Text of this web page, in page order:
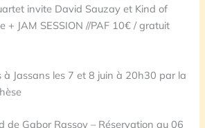
invite David Sauzay et Kind of
+ JAM SESSION //PAF 10€ / gratuit
à Jassans les 7 et 8 juin à 20h30 par la
de Gabor Rassov – Réservation au 06